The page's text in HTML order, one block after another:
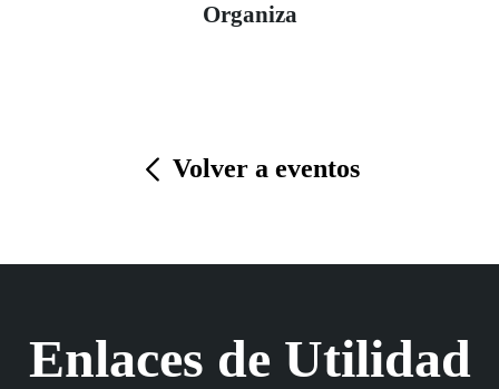
Organiza
Volver a eventos
Enlaces de Utilidad